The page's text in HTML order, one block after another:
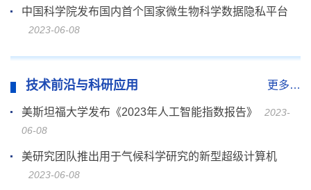
中国科学院发布国内首个国家微生物科学数据隐私平台
2023-06-08
技术前沿与科研应用 更多…
美斯坦福大学发布《2023年人工智能指数报告》
2023-
06-08
美研究团队推出用于气候科学研究的新型超级计算机
2023-06-08